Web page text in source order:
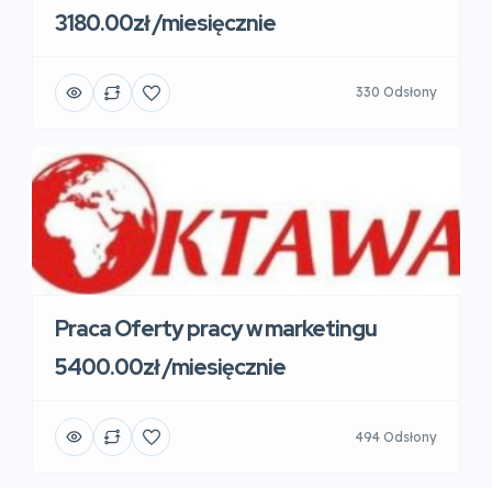
3180.00zł /miesięcznie
330 Odsłony
Praca Oferty pracy w marketingu
5400.00zł /miesięcznie
494 Odsłony